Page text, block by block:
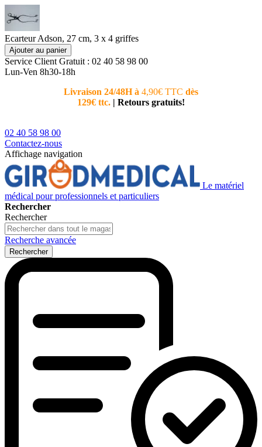
Ecarteur Adson, 27 cm, 3 x 4 griffes
Ajouter au panier
Service Client Gratuit : 02 40 58 98 00
Lun-Ven 8h30-18h
Livraison 24/48H à 4,90€ TTC dès
129€ ttc. | Retours gratuits!
02 40 58 98 00
Contactez-nous
Affichage navigation
Le matériel
médical pour professionnels et particuliers
Rechercher
Rechercher
Recherche avancée
Rechercher